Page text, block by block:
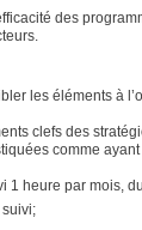
des
les éléments à
clefs des
comme
1 heure par mois,